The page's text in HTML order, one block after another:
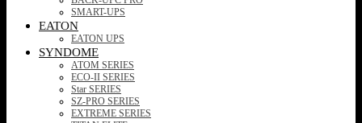
SMART-UPS
EATON
EATON UPS
SYNDOME
ATOM SERIES
ECO-II SERIES
Star SERIES
SZ-PRO SERIES
EXTREME SERIES